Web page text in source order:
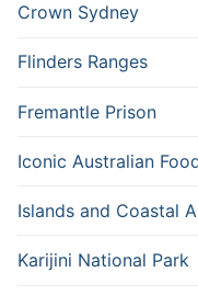
Crown Sydney
Flinders Ranges
Fremantle Prison
Iconic Australian
Islands and Coastal
Karijini National Park